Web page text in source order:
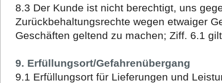
8.3 Der Kunde ist nicht berechtigt, uns
Zurückbehaltungsrechte wegen etwaiger
Geschäften geltend zu machen; Ziff. 6.1
9. Erfüllungsort/Gefahrenübergang
9.1 Erfüllungsort für Lieferungen und